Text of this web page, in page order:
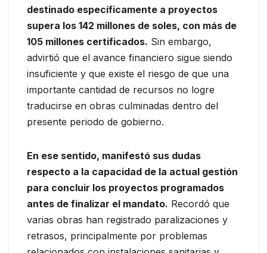
destinado específicamente a proyectos
supera los 142 millones de soles, con más de
105 millones certificados. Sin embargo,
advirtió que el avance financiero sigue siendo
insuficiente y que existe el riesgo de que una
importante cantidad de recursos no logre
traducirse en obras culminadas dentro del
presente periodo de gobierno.
En ese sentido, manifestó sus dudas
respecto a la capacidad de la actual gestión
para concluir los proyectos programados
antes de finalizar el mandato. Recordó que
varias obras han registrado paralizaciones y
retrasos, principalmente por problemas